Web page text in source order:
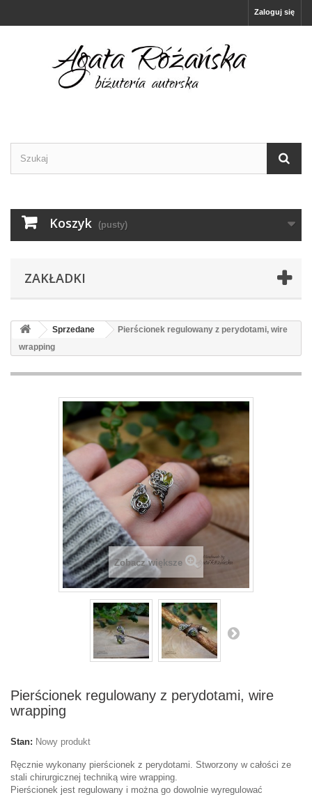
Zaloguj się
Koszyk (pusty)
ZAKŁADKI
Sprzedane
Pierścionek regulowany z perydotami, wire
wrapping
Zobacz większe
Pierścionek regulowany z perydotami, wire
wrapping
Stan: Nowy produkt
Ręcznie wykonany pierścionek z perydotami. Stworzony w całości ze
stali chirurgicznej techniką wire wrapping.
Pierścionek jest regulowany i można go dowolnie wyregulować